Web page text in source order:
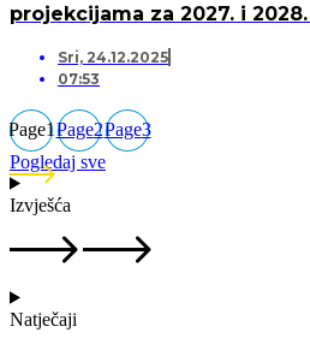
projekcijama za 2027. i
Sri, 24.12.2025
07:53
Page1Page2Page3
Pogledaj sve
Izvješća
Natječaji